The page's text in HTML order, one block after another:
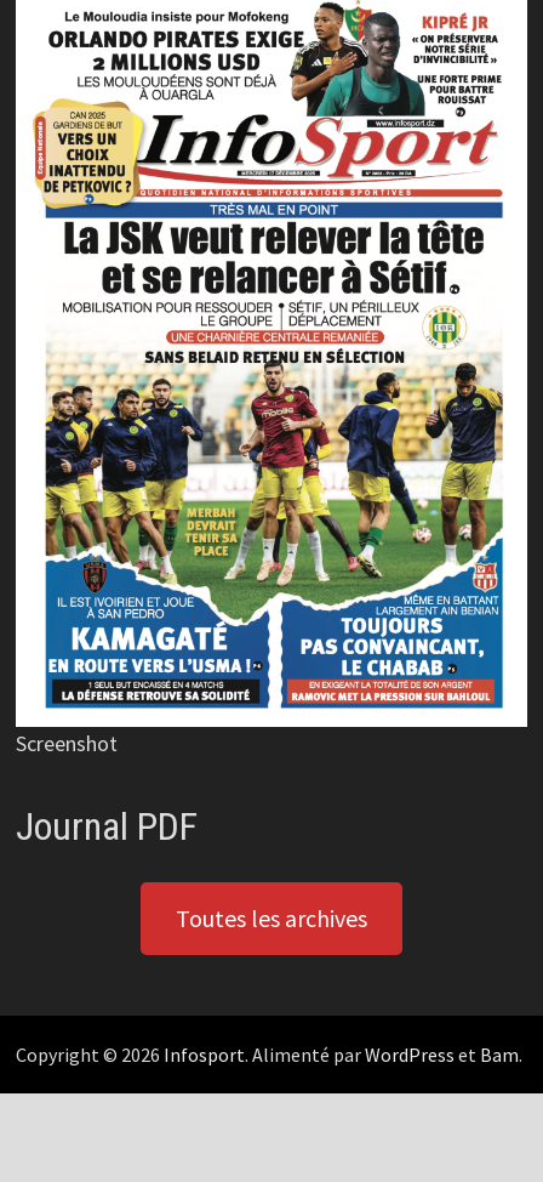
Screenshot
Journal PDF
Toutes les archives
Copyright © 2026 Infosport. Alimenté parWordPress et Bam.